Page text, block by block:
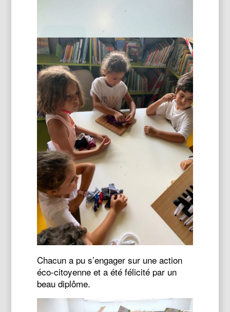
Chacun a pu s’engager sur une action
éco-citoyenne et a été félicité par un
beau diplôme.